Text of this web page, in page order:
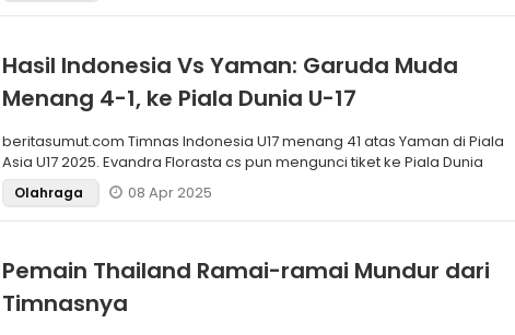
Hasil Indonesia Vs Yaman: Garuda Muda
Menang 4-1, ke Piala Dunia U-17
beritasumut.com Timnas Indonesia U17 menang 41 atas Yaman di Piala
Asia U17 2025. Evandra Florasta cs pun mengunci tiket ke Piala Dunia
Olahraga 08 Apr 2025
Pemain Thailand Ramai-ramai Mundur dari
Timnasnya